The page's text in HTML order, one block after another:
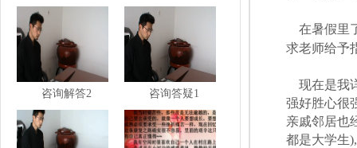
咨询解答2 咨询答疑1
在暑假里
求老师给予
现在是我
强好胜心很
亲戚邻居也
都是大学生),